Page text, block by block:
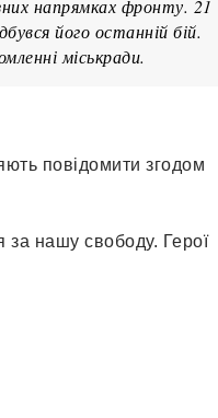
напрямках фронту. 21
його останній бій.
міськради.
повідомити згодом
за нашу свободу. Герої